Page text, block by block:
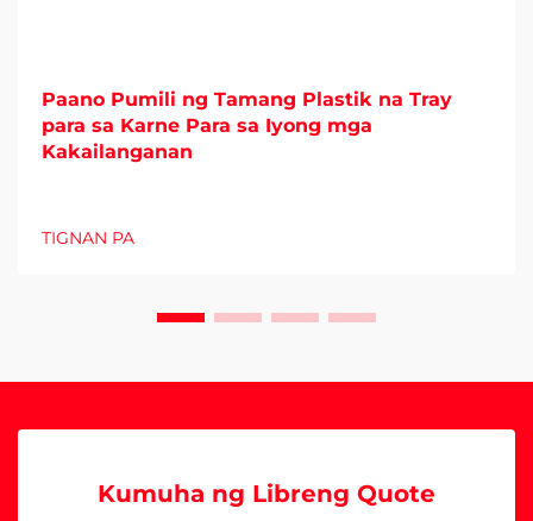
Paano Pumili ng Tamang Plastik na Tray
para sa Karne Para sa Iyong mga
Kakailanganan
TIGNAN PA
Kumuha ng Libreng Quote